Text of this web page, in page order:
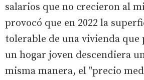
salarios que no crecieron al
provocó que en 2022 la
tolerable de una vivienda
un hogar joven descendiera
misma manera, el "precio